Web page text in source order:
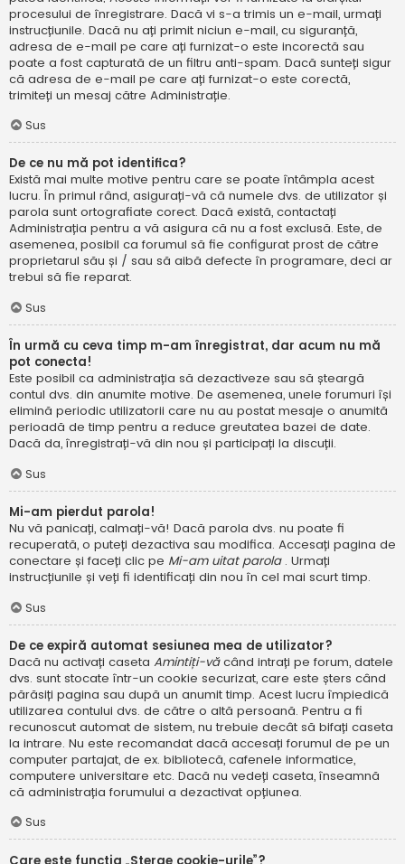
procesului de înregistrare. Dacă vi s-a trimis un e-mail, urmați
instrucțiunile. Dacă nu ați primit niciun e-mail, cu siguranță,
adresa de e-mail pe care ați furnizat-o este incorectă sau
poate a fost capturată de un filtru anti-spam. Dacă sunteți sigur
că adresa de e-mail pe care ați furnizat-o este corectă,
trimiteți un mesaj către Administrație.
Sus
De ce nu mă pot identifica?
Există mai multe motive pentru care se poate întâmpla acest
lucru. În primul rând, asigurați-vă că numele dvs. de utilizator și
parola sunt ortografiate corect. Dacă există, contactați
Administrația pentru a vă asigura că nu a fost exclusă. Este, de
asemenea, posibil ca forumul să fie configurat prost de către
proprietarul său și / sau să aibă defecte în programare, deci ar
trebui să fie reparat.
Sus
În urmă cu ceva timp m-am înregistrat, dar acum nu mă
pot conecta!
Este posibil ca administrația să dezactiveze sau să șteargă
contul dvs. din anumite motive. De asemenea, unele forumuri își
elimină periodic utilizatorii care nu au postat mesaje o anumită
perioadă de timp pentru a reduce greutatea bazei de date.
Dacă da, înregistrați-vă din nou și participați la discuții.
Sus
Mi-am pierdut parola!
Nu vă panicați, calmați-vă! Dacă parola dvs. nu poate fi
recuperată, o puteți dezactiva sau modifica. Accesați pagina de
conectare și faceți clic pe Mi-am uitat parola . Urmați
instrucțiunile și veți fi identificați din nou în cel mai scurt timp.
Sus
De ce expiră automat sesiunea mea de utilizator?
Dacă nu activați caseta Amintiți-văcând intrați pe forum, datele
dvs. sunt stocate într-un cookie securizat, care este șters când
părăsiți pagina sau după un anumit timp. Acest lucru împiedică
utilizarea contului dvs. de către o altă persoană. Pentru a fi
recunoscut automat de sistem, nu trebuie decât să bifați caseta
la intrare. Nu este recomandat dacă accesați forumul de pe un
computer partajat, de ex. bibliotecă, cafenele informatice,
computere universitare etc. Dacă nu vedeți caseta, înseamnă
că administrația forumului a dezactivat opțiunea.
Sus
Care este funcția „Șterge cookie-urile”?